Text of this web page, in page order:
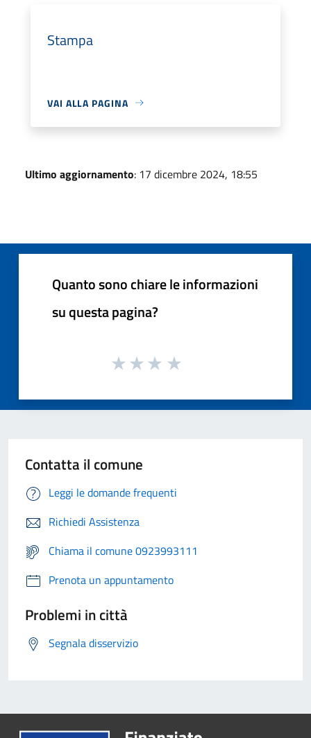
Stampa
VAI ALLA PAGINA
Ultimo aggiornamento: 17 dicembre 2024, 18:55
Quanto sono chiare le informazioni
su questa pagina?
Contatta il comune
Leggi le domande frequenti
Richiedi Assistenza
Chiama il comune 0923993111
Prenota un appuntamento
Problemi in città
Segnala disservizio